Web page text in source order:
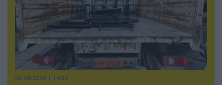
06.08.2026 | 14:02